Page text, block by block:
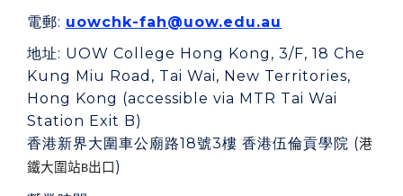
電郵: uowchk-fah@uow.edu.au
地址: UOW College Hong Kong, 3/F, 18 Che
Kung Miu Road, Tai Wai, New Territories,
Hong Kong (accessible via MTR Tai Wai
Station Exit B)
香港新界大圍車公廟路18號3樓 香港伍倫貢學院 (港
鐵大圍站 B出口 )